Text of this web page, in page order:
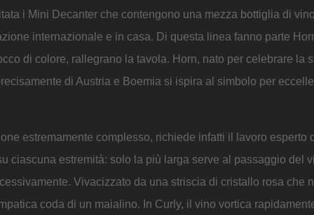
i Mini Decanter che contengono una mezza bottiglia di
internazionale e in casa. Di questa linea fanno parte
di colore, rallegrano la tavola. Horn, nato per celebrare la
di Austria e Boemia si ispira al simbolo per
estremamente complesso, richiede infatti il lavoro esperto
ciascuna estremità: solo la più larga serve al passaggio del
Vivacizzato da una striscia di cristallo rosa che
coda di un maialino. In Curly, il vino vortica